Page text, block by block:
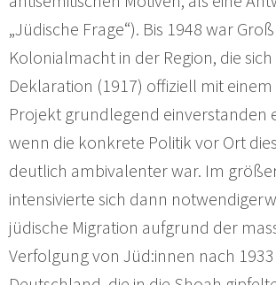
„Jüdische Frage“). Bis 1948 war
Kolonialmacht in der Region, die
Deklaration (1917) offiziell mit einem
Projekt grundlegend einverstanden
wenn die konkrete Politik vor Ort
deutlich ambivalenter war. Im
intensivierte sich dann
jüdische Migration aufgrund der
Verfolgung von Jüd:innen nach 1933